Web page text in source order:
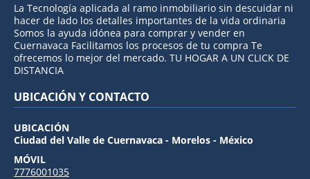
La Tecnología aplicada al ramo inmobiliario sin descuidar ni
hacer de lado los detalles importantes de la vida ordinaria
Somos la ayuda idónea para comprar y vender en
Cuernavaca Facilitamos los procesos de tu compra Te
ofrecemos lo mejor del mercado. TU HOGAR A UN CLICK DE
DISTANCIA
UBICACIÓN Y CONTACTO
UBICACIÓN
Ciudad del Valle de Cuernavaca - Morelos - México
MÓVIL
7776001035